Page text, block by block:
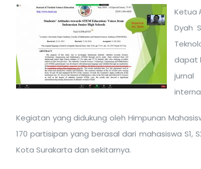
Ketua
Dyah
dapat
jurnal
Kegiatan yang didukung oleh Himpunan
170 partisipan yang berasal dari mahasiswa S1,
Kota Surakarta dan sekitarnya.